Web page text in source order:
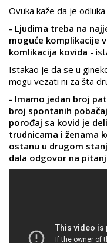
Ovuka kaže da je
- Ljudima treba na
moguće komplikacije
komlikacija kovida -
Istakao je da se u
mogu vezati ni za šta
- Imamo jedan broj
broj spontanih
porođaj sa kovid je
trudnicama i ženama
ostanu u drugom
dala odgovor na